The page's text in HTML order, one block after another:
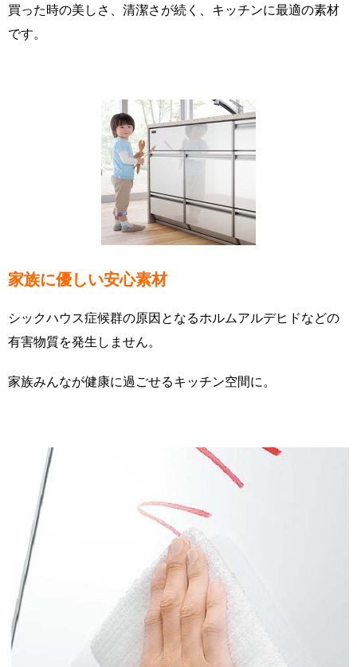
買った時の美しさ、清潔さが続く、キッチンに最適の素材
です。
家族に優しい安心素材
シックハウス症候群の原因となるホルムアルデヒドなどの
有害物質を発生しません。
家族みんなが健康に過ごせるキッチン空間に。